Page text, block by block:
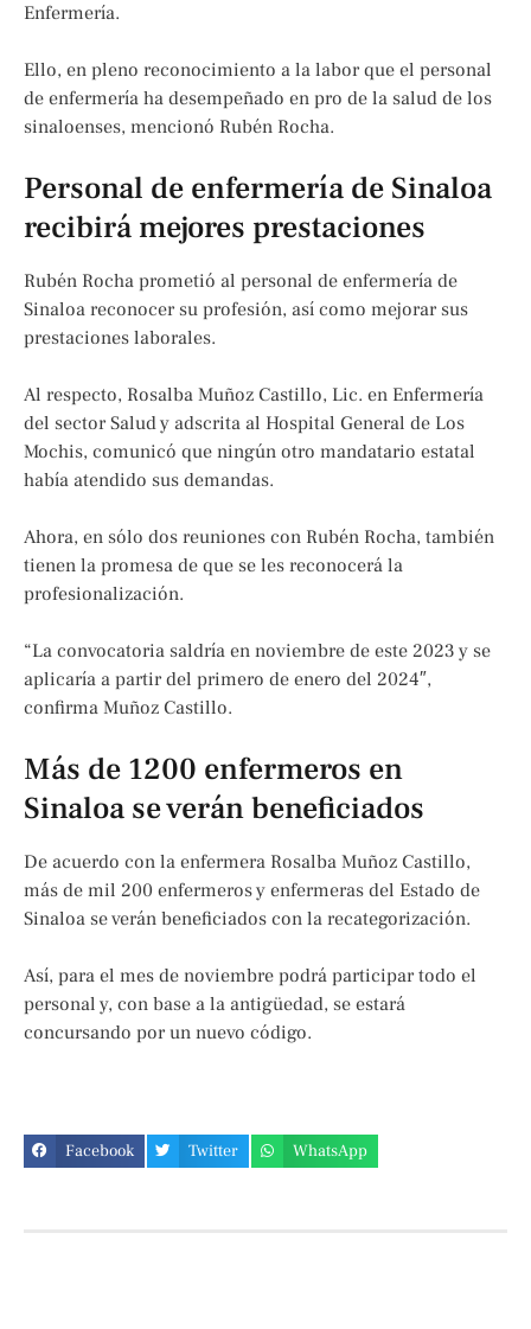
Enfermería.
Ello, en pleno reconocimiento a la labor que el personal
de enfermería ha desempeñado en pro de la salud de los
sinaloenses, mencionó Rubén Rocha.
Personal de enfermería de Sinaloa
recibirá mejores prestaciones
Rubén Rocha prometió al personal de enfermería de
Sinaloa reconocer su profesión, así como mejorar sus
prestaciones laborales.
Al respecto, Rosalba Muñoz Castillo, Lic. en Enfermería
del sector Salud y adscrita al Hospital General de Los
Mochis, comunicó que ningún otro mandatario estatal
había atendido sus demandas.
Ahora, en sólo dos reuniones con Rubén Rocha, también
tienen la promesa de que se les reconocerá la
profesionalización.
“La convocatoria saldría en noviembre de este 2023 y se
aplicaría a partir del primero de enero del 2024″,
confirma Muñoz Castillo.
Más de 1200 enfermeros en
Sinaloa se verán beneficiados
De acuerdo con la enfermera Rosalba Muñoz Castillo,
más de mil 200 enfermeros y enfermeras del Estado de
Sinaloa se verán beneficiados con la recategorización.
Así, para el mes de noviembre podrá participar todo el
personal y, con base a la antigüedad, se estará
concursando por un nuevo código.
Facebook Twitter WhatsApp